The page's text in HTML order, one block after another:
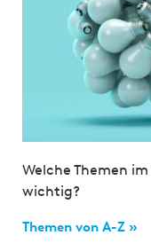
Welche Themen
wichtig?
Themen von A-Z »